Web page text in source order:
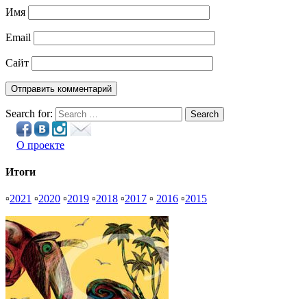
Имя
Email
Сайт
Search for: Search
О проекте
Итоги
▫2021 ▫2020 ▫2019 ▫2018 ▫2017 ▫ 2016 ▫2015